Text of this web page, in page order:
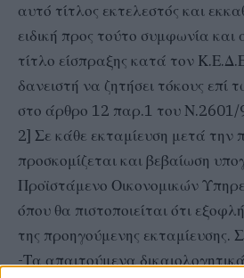
αυτό τίτλος εκτελεστός και
ειδική προς τούτο συμφωνία και
τίτλο είσπραξης κατά τον
δανειστή να ζητήσει τόκους επί
στο άρθρο 12 παρ.1 του Ν.2601/
2] Σε κάθε εκταμίευση μετά την
προσκομίζεται και βεβαίωση
Προϊστάμενο Οικονομικών
όπου θα πιστοποιείται ότι
της προηγούμενης εκταμίευσης.
-Τα απαιτούμενα